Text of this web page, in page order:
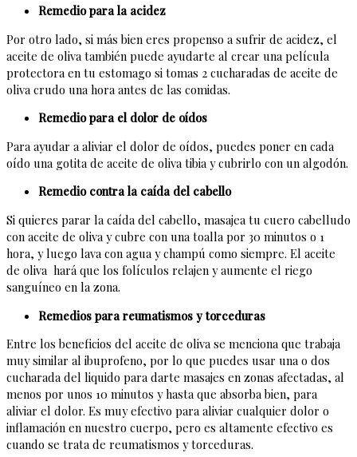
Remedio para la acidez
Por otro lado, si más bien eres propenso a sufrir de acidez, el
aceite de oliva también puede ayudarte al crear una película
protectora en tu estomago si tomas 2 cucharadas de aceite de
oliva crudo una hora antes de las comidas.
Remedio para el dolor de oídos
Para ayudar a aliviar el dolor de oídos, puedes poner en cada
oído una gotita de aceite de oliva tibia y cubrirlo con un algodón.
Remedio contra la caída del cabello
Si quieres parar la caída del cabello, masajea tu cuero cabelludo
con aceite de oliva y cubre con una toalla por 30 minutos o 1
hora, y luego lava con agua y champú como siempre. El aceite
de oliva hará que los folículos relajen y aumente el riego
sanguíneo en la zona.
Remedios para reumatismos y torceduras
Entre los beneficios del aceite de oliva se menciona que trabaja
muy similar al ibuprofeno, por lo que puedes usar una o dos
cucharada del liquido para darte masajes en zonas afectadas, al
menos por unos 10 minutos y hasta que absorba bien, para
aliviar el dolor. Es muy efectivo para aliviar cualquier dolor o
inflamación en nuestro cuerpo, pero es altamente efectivo es
cuando se trata de reumatismos y torceduras.